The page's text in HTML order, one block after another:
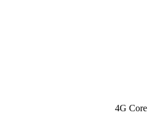
4G Core